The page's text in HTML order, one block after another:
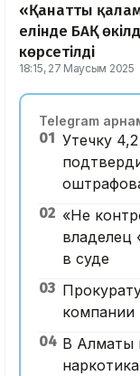
«Қанатты
елінде БАҚ
көрсетілді
18:15, 27 Маусым 2025
Telegram
01 Утечку
02 «Не
владелец
в суде
03
компании
04 В Алматы